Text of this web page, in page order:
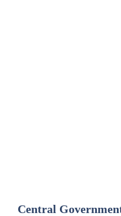
Central